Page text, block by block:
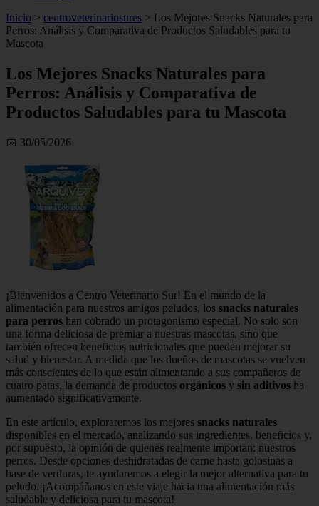
Inicio > centroveterinariosures > Los Mejores Snacks Naturales para
Perros: Análisis y Comparativa de Productos Saludables para tu
Mascota
Los Mejores Snacks Naturales para
Perros: Análisis y Comparativa de
Productos Saludables para tu Mascota
📅 30/05/2026
¡Bienvenidos a Centro Veterinario Sur! En el mundo de la
alimentación para nuestros amigos peludos, los snacks naturales
para perros han cobrado un protagonismo especial. No solo son
una forma deliciosa de premiar a nuestras mascotas, sino que
también ofrecen beneficios nutricionales que pueden mejorar su
salud y bienestar. A medida que los dueños de mascotas se vuelven
más conscientes de lo que están alimentando a sus compañeros de
cuatro patas, la demanda de productos orgánicos y sin aditivos ha
aumentado significativamente.
En este artículo, exploraremos los mejores snacks naturales
disponibles en el mercado, analizando sus ingredientes, beneficios y,
por supuesto, la opinión de quienes realmente importan: nuestros
perros. Desde opciones deshidratadas de carne hasta golosinas a
base de verduras, te ayudaremos a elegir la mejor alternativa para tu
peludo. ¡Acompáñanos en este viaje hacia una alimentación más
saludable y deliciosa para tu mascota!